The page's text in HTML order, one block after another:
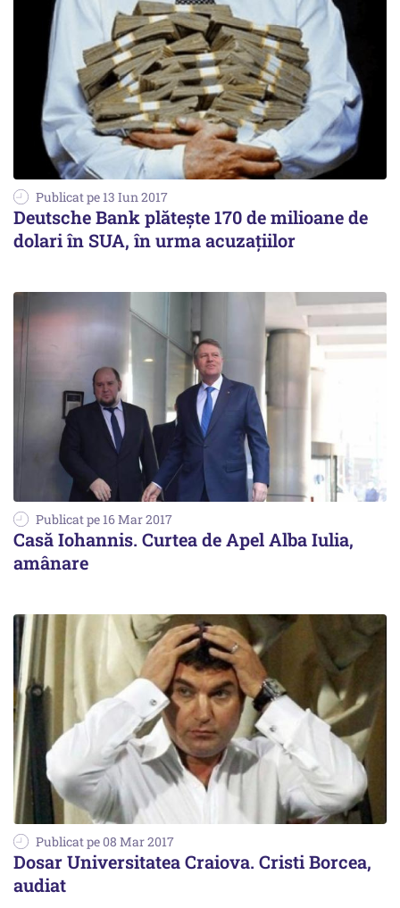
Publicat pe 13 Iun 2017
Deutsche Bank plătește 170 de milioane de
dolari în SUA, în urma acuzațiilor
Publicat pe 16 Mar 2017
Casă Iohannis. Curtea de Apel Alba Iulia,
amânare
Publicat pe 08 Mar 2017
Dosar Universitatea Craiova. Cristi Borcea,
audiat